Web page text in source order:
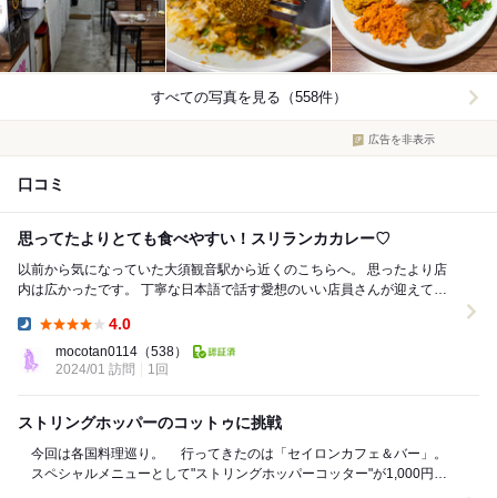
すべての写真を見る（558件）
広告を非表示
口コミ
思ってたよりとても食べやすい！スリランカカレー♡
以前から気になっていた大須観音駅から近くのこちらへ。 思ったより店
内は広かったです。 丁寧な日本語で話す愛想のいい店員さんが迎えてく
4.0
mocotan0114 （538）
2024/01 訪問
1回
ストリングホッパーのコットゥに挑戦
今回は各国料理巡り。 行ってきたのは「セイロンカフェ＆バー」。
スペシャルメニューとして"ストリングホッパーコッター"が1,000円で